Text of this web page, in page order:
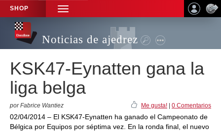
SHOP
TOGGLE
NAVIGATION
Noticias de ajedrez
KSK47-Eynatten gana la
liga belga
por Fabrice Wantiez Me gusta! 0 Comentarios
02/04/2014 – El KSK47-Eynatten ha ganado el Campeonato de
Bélgica por Equipos por séptima vez. En la ronda final, el nuevo